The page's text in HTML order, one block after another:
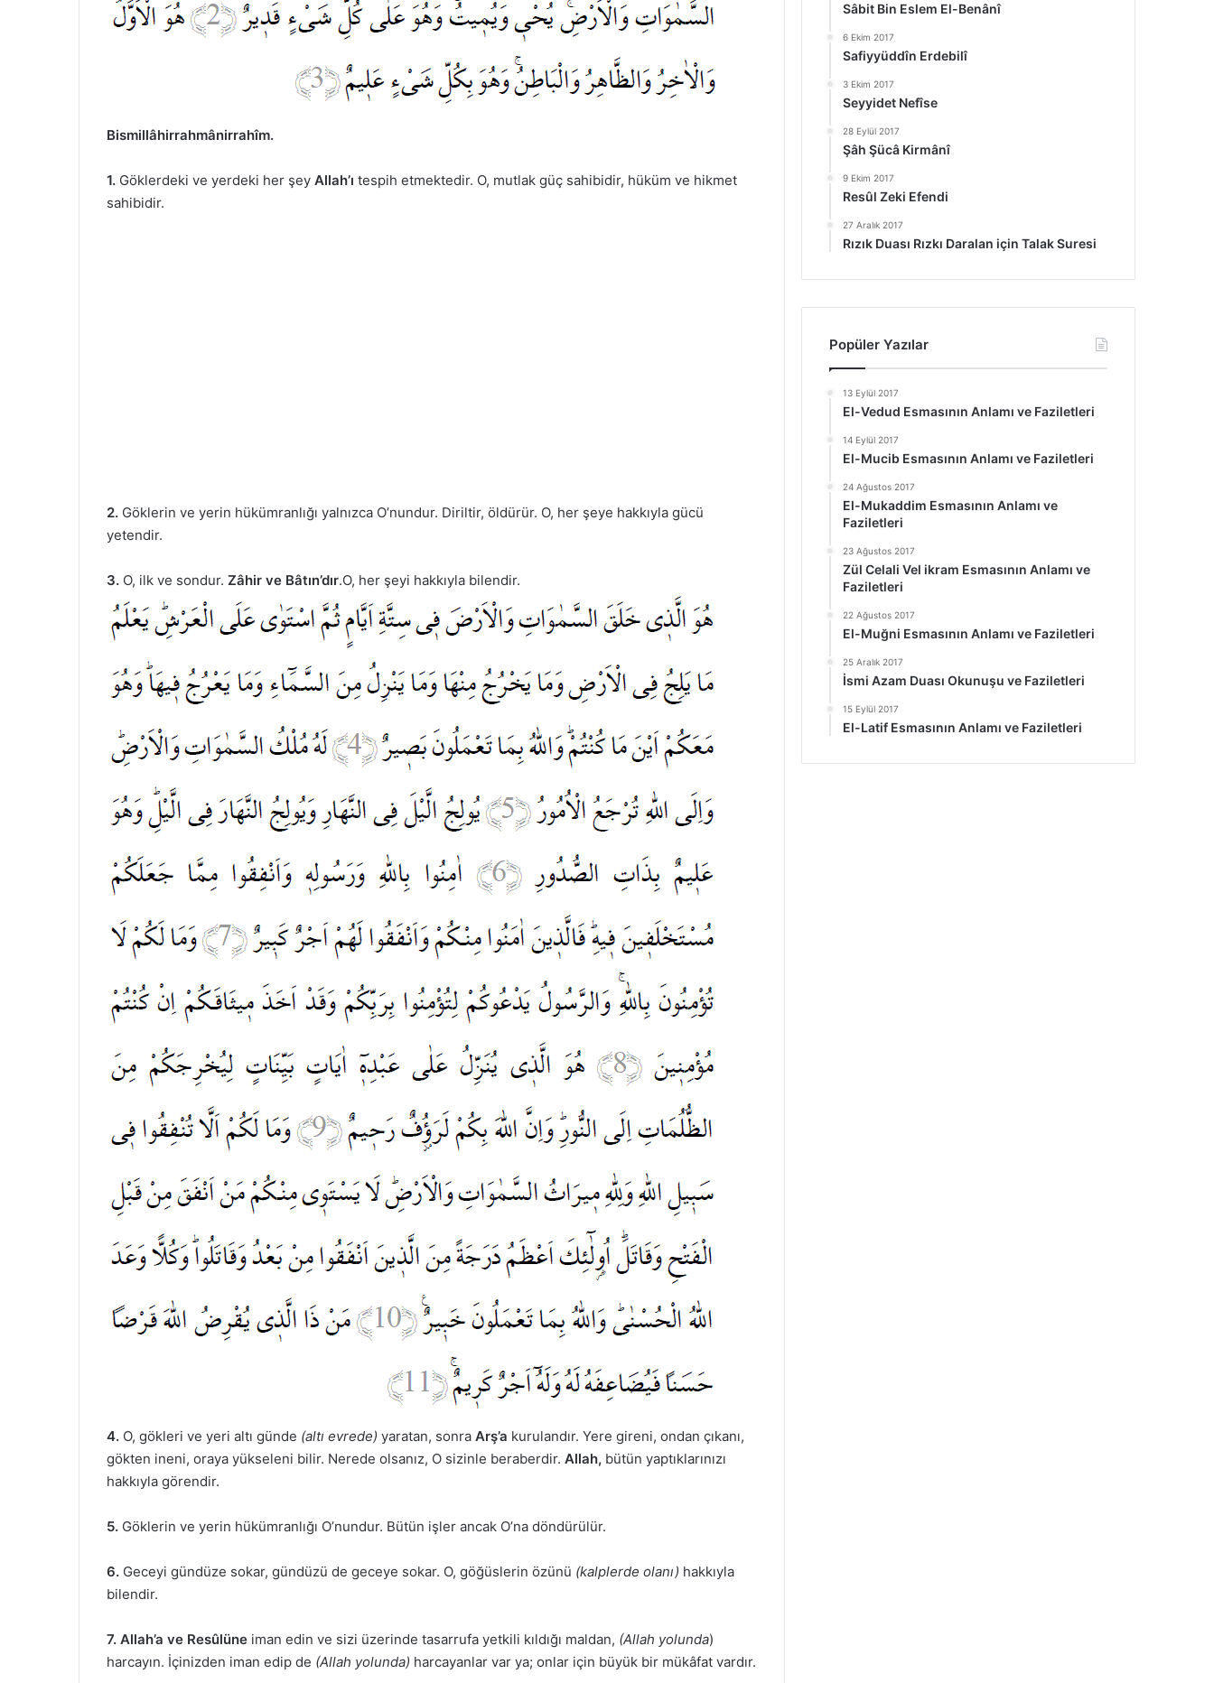
Bismillâhirrahmânirrahîm.
1. Göklerdeki ve yerdeki her şey Allah’ı tespih etmektedir. O, mutlak güç sahibidir, hüküm ve hikmet
sahibidir.
2. Göklerin ve yerin hükümranlığı yalnızca O’nundur. Diriltir, öldürür. O, her şeye hakkıyla gücü
yetendir.
3. O, ilk ve sondur. Zâhir ve Bâtın’dır.O, her şeyi hakkıyla bilendir.
4. O, gökleri ve yeri altı günde (altı evrede) yaratan, sonra Arş’a kurulandır. Yere gireni, ondan çıkanı,
gökten ineni, oraya yükseleni bilir. Nerede olsanız, O sizinle beraberdir. Allah, bütün yaptıklarınızı
hakkıyla görendir.
5. Göklerin ve yerin hükümranlığı O’nundur. Bütün işler ancak O’na döndürülür.
6. Geceyi gündüze sokar, gündüzü de geceye sokar. O, göğüslerin özünü (kalplerde olanı) hakkıyla
bilendir.
7. Allah’a ve Resûlüne iman edin ve sizi üzerinde tasarrufa yetkili kıldığı maldan, (Allah yolunda)
harcayın. İçinizden iman edip de (Allah yolunda) harcayanlar var ya; onlar için büyük bir mükâfat vardır.
Sâbit Bin Eslem El-Benânî
6 Ekim 2017
Safiyyüddîn Erdebilî
3 Ekim 2017
Seyyidet Nefîse
28 Eylül 2017
Şâh Şücâ Kirmânî
9 Ekim 2017
Resûl Zeki Efendi
27 Aralık 2017
Rızık Duası Rızkı Daralan için Talak Suresi
Popüler Yazılar
13 Eylül 2017
El-Vedud Esmasının Anlamı ve Faziletleri
14 Eylül 2017
El-Mucib Esmasının Anlamı ve Faziletleri
24 Ağustos 2017
El-Mukaddim Esmasının Anlamı ve
Faziletleri
23 Ağustos 2017
Zül Celali Vel ikram Esmasının Anlamı ve
Faziletleri
22 Ağustos 2017
El-Muğni Esmasının Anlamı ve Faziletleri
25 Aralık 2017
İsmi Azam Duası Okunuşu ve Faziletleri
15 Eylül 2017
El-Latif Esmasının Anlamı ve Faziletleri